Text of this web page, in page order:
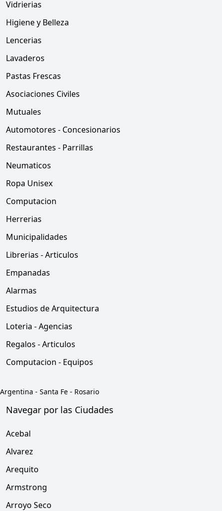
Vidrierias
Higiene y Belleza
Lencerias
Lavaderos
Pastas Frescas
Asociaciones Civiles
Mutuales
Automotores - Concesionarios
Restaurantes - Parrillas
Neumaticos
Ropa Unisex
Computacion
Herrerias
Municipalidades
Librerias - Articulos
Empanadas
Alarmas
Estudios de Arquitectura
Loteria - Agencias
Regalos - Articulos
Computacion - Equipos
Argentina - Santa Fe - Rosario
Navegar por las Ciudades
Acebal
Alvarez
Arequito
Armstrong
Arroyo Seco